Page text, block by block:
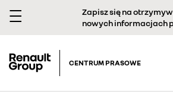
Zapisz się na
nowych informacjach
CENTRUM PRASOWE